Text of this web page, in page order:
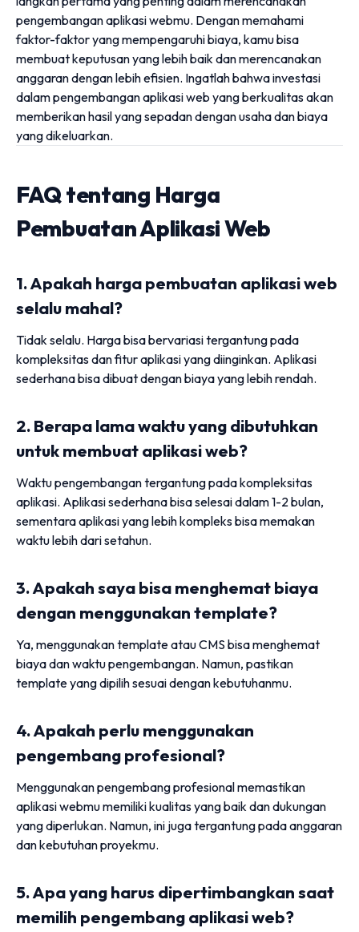
pengembangan aplikasi webmu. Dengan memahami
faktor-faktor yang mempengaruhi biaya, kamu bisa
membuat keputusan yang lebih baik dan merencanakan
anggaran dengan lebih efisien. Ingatlah bahwa investasi
dalam pengembangan aplikasi web yang berkualitas akan
memberikan hasil yang sepadan dengan usaha dan biaya
yang dikeluarkan.
FAQ tentang Harga
Pembuatan Aplikasi Web
1. Apakah harga pembuatan aplikasi web
selalu mahal?
Tidak selalu. Harga bisa bervariasi tergantung pada
kompleksitas dan fitur aplikasi yang diinginkan. Aplikasi
sederhana bisa dibuat dengan biaya yang lebih rendah.
2. Berapa lama waktu yang dibutuhkan
untuk membuat aplikasi web?
Waktu pengembangan tergantung pada kompleksitas
aplikasi. Aplikasi sederhana bisa selesai dalam 1-2 bulan,
sementara aplikasi yang lebih kompleks bisa memakan
waktu lebih dari setahun.
3. Apakah saya bisa menghemat biaya
dengan menggunakan template?
Ya, menggunakan template atau CMS bisa menghemat
biaya dan waktu pengembangan. Namun, pastikan
template yang dipilih sesuai dengan kebutuhanmu.
4. Apakah perlu menggunakan
pengembang profesional?
Menggunakan pengembang profesional memastikan
aplikasi webmu memiliki kualitas yang baik dan dukungan
yang diperlukan. Namun, ini juga tergantung pada anggaran
dan kebutuhan proyekmu.
5. Apa yang harus dipertimbangkan saat
memilih pengembang aplikasi web?